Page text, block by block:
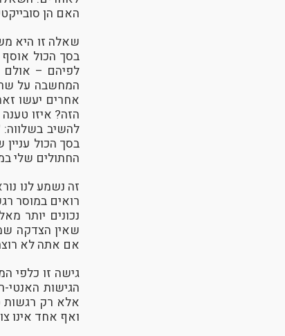
האם הן
שאלה זו היא
בסך הכול
לפיהם – אולם
המחשבה על
אחרים יעשו
הזה? איזו
להשיב
בסך הכול
החתולים שלי
זה נשמע לנו
רואים במוסר
נכונים יותר
שאין הצדקה
אם אתה לא
גישה זו כלפי
הגישות האנטי-
אלא רק רגשות
ואף אחד אינו